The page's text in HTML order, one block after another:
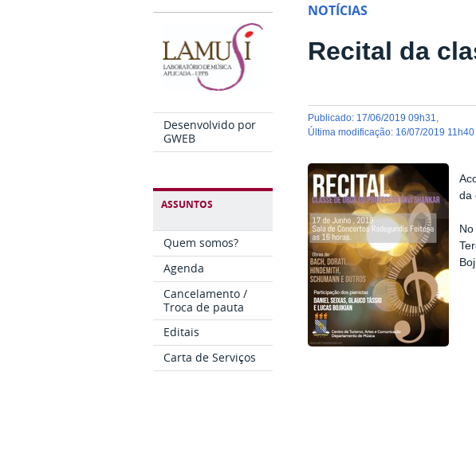
Desenvolvido por
GWEB
ASSUNTOS
Quem somos?
Agenda
Cancelamento /
Troca de pauta
Editais
Carta de Serviços
NOTÍCIAS
Recital da
publicado: 17/06/2019 09h31
última modificação: 16/07/2019 11h40
da